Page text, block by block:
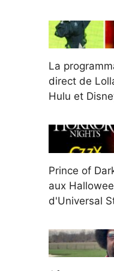
La
direct de
Hulu et
Prince of
aux
d'Universal